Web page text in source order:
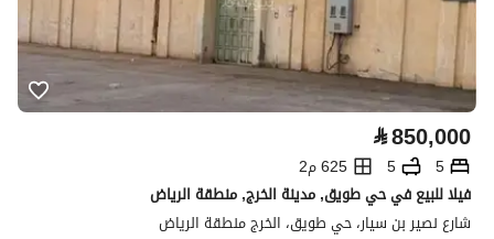
⃁850,000
5
5
625 م2
فيلا للبيع في حي طويق, مدينة الخرج, منطقة الرياض
شارع نصير بن سيار، حي طويق، الخرج منطقة الرياض